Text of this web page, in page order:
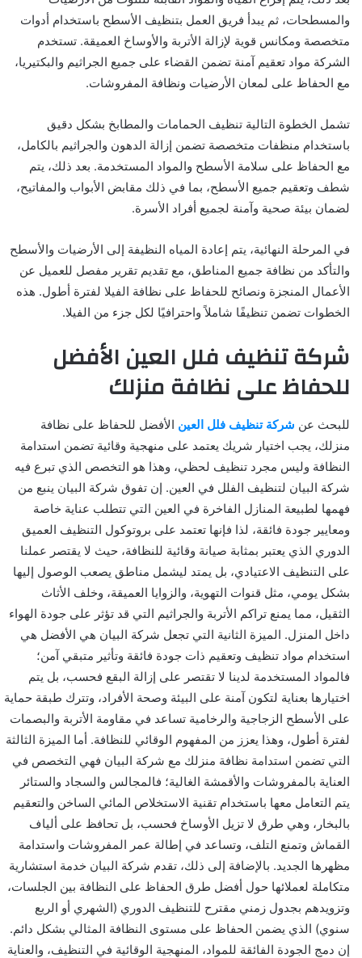
والمسطحات، ثم يبدأ فريق العمل بتنظيف الأسطح باستخدام أدوات
متخصصة ومكانس قوية لإزالة الأتربة والأوساخ العميقة. تستخدم
الشركة مواد تعقيم آمنة تضمن القضاء على جميع الجراثيم والبكتيريا،
مع الحفاظ على لمعان الأرضيات ونظافة المفروشات.
تشمل الخطوة التالية تنظيف الحمامات والمطابخ بشكل دقيق
باستخدام منظفات متخصصة تضمن إزالة الدهون والجراثيم بالكامل،
مع الحفاظ على سلامة الأسطح والمواد المستخدمة. بعد ذلك، يتم
شطف وتعقيم جميع الأسطح، بما في ذلك مقابض الأبواب والمفاتيح،
لضمان بيئة صحية وآمنة لجميع أفراد الأسرة.
في المرحلة النهائية، يتم إعادة المياه النظيفة إلى الأرضيات والأسطح
والتأكد من نظافة جميع المناطق، مع تقديم تقرير مفصل للعميل عن
الأعمال المنجزة ونصائح للحفاظ على نظافة الفيلا لفترة أطول. هذه
الخطوات تضمن تنظيفًا شاملاً واحترافيًا لكل جزء من الفيلا.
شركة تنظيف فلل العين الأفضل
للحفاظ على نظافة منزلك
للبحث عن شركة تنظيف فلل العين الأفضل للحفاظ على نظافة
منزلك، يجب اختيار شريك يعتمد على منهجية وقائية تضمن استدامة
النظافة وليس مجرد تنظيف لحظي، وهذا هو التخصص الذي تبرع فيه
شركة البيان لتنظيف الفلل في العين. إن تفوق شركة البيان ينبع من
فهمها لطبيعة المنازل الفاخرة في العين التي تتطلب عناية خاصة
ومعايير جودة فائقة، لذا فإنها تعتمد على بروتوكول التنظيف العميق
الدوري الذي يعتبر بمثابة صيانة وقائية للنظافة، حيث لا يقتصر عملنا
على التنظيف الاعتيادي، بل يمتد ليشمل مناطق يصعب الوصول إليها
بشكل يومي، مثل قنوات التهوية، والزوايا العميقة، وخلف الأثاث
الثقيل، مما يمنع تراكم الأتربة والجراثيم التي قد تؤثر على جودة الهواء
داخل المنزل. الميزة الثانية التي تجعل شركة البيان هي الأفضل هي
استخدام مواد تنظيف وتعقيم ذات جودة فائقة وتأثير متبقي آمن؛
فالمواد المستخدمة لدينا لا تقتصر على إزالة البقع فحسب، بل يتم
اختيارها بعناية لتكون آمنة على البيئة وصحة الأفراد، وتترك طبقة حماية
على الأسطح الزجاجية والرخامية تساعد في مقاومة الأتربة والبصمات
لفترة أطول، وهذا يعزز من المفهوم الوقائي للنظافة. أما الميزة الثالثة
التي تضمن استدامة نظافة منزلك مع شركة البيان فهي التخصص في
العناية بالمفروشات والأقمشة الغالية؛ فالمجالس والسجاد والستائر
يتم التعامل معها باستخدام تقنية الاستخلاص المائي الساخن والتعقيم
بالبخار، وهي طرق لا تزيل الأوساخ فحسب، بل تحافظ على ألياف
القماش وتمنع التلف، وتساعد في إطالة عمر المفروشات واستدامة
مظهرها الجديد. بالإضافة إلى ذلك، تقدم شركة البيان خدمة استشارية
متكاملة لعملائها حول أفضل طرق الحفاظ على النظافة بين الجلسات،
وتزويدهم بجدول زمني مقترح للتنظيف الدوري (الشهري أو الربع
سنوي) الذي يضمن الحفاظ على مستوى النظافة المثالي بشكل دائم.
إن دمج الجودة الفائقة للمواد، المنهجية الوقائية في التنظيف، والعناية